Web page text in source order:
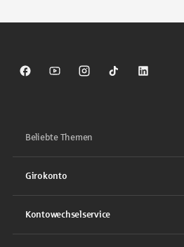
Sparkasse auf Facebook
Sparkasse auf Youtube
Sparkasse auf Instagram
Sparkasse auf
Beliebte Themen
Girokonto
Kontowechselservice